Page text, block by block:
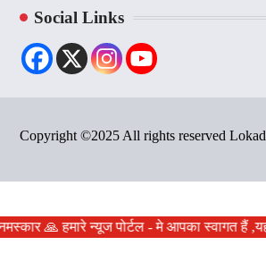
Social Links
Copyright ©2025 All rights reserved
🙏 हमारे न्यूज पोर्टल - मे आपका स्वागत हैं